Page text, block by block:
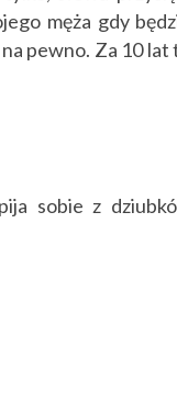
męża gdy
pewno. Za 10 lat
sobie z